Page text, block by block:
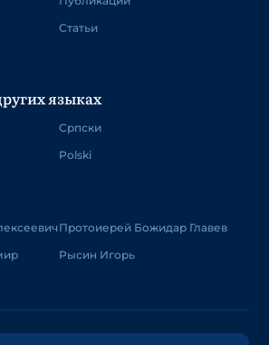
Статьи
языках
Српски
Polski
Протоиерей Божидар Главев
Рысин Игорь